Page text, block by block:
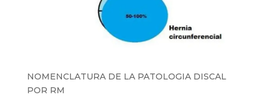
NOMENCLATURA DE LA PATOLOGIA DISCAL
POR RM